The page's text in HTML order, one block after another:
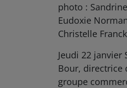
photo :
Eudoxie
Christelle Franck
Jeudi 22 janvier
Bour, directrice
groupe